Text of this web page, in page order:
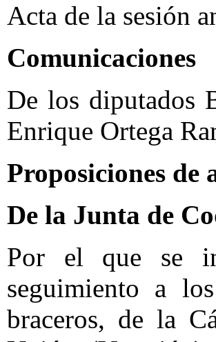
Acta de la sesión
Comunicaciones
De los diputados
Enrique Ortega
Proposiciones de
De la Junta de
Por el que se
seguimiento a
braceros, de la